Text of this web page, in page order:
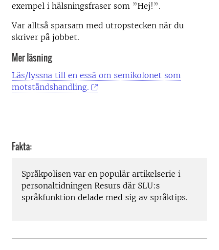
exempel i hälsningsfraser som ”Hej!”.
Var alltså sparsam med utropstecken när du
skriver på jobbet.
Mer läsning
Läs/lyssna till en essä om semikolonet som
motståndshandling.
Fakta:
Språkpolisen var en populär artikelserie i
personaltidningen Resurs där SLU:s
språkfunktion delade med sig av språktips.